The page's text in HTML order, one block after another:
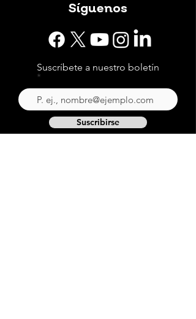
Síguenos
Suscríbete a nuestro boletín
Suscribirse